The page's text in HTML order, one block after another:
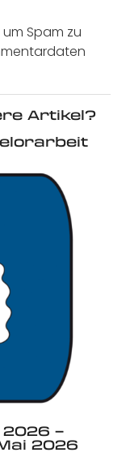
Spam zu
Artikel?
2026 –
2026